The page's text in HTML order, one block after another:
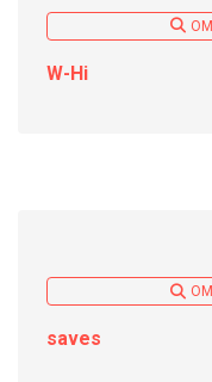
W-Hi
saves